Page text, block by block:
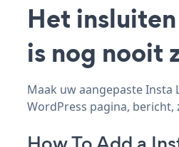
Het
is nog nooit
Maak uw aangepaste Insta
WordPress pagina,